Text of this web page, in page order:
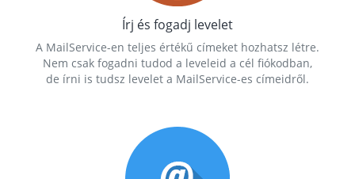
Írj és fogadj levelet
A MailService-en teljes értékű címeket hozhatsz létre.
Nem csak fogadni tudod a leveleid a cél fiókodban,
de írni is tudsz levelet a MailService-es címeidről.